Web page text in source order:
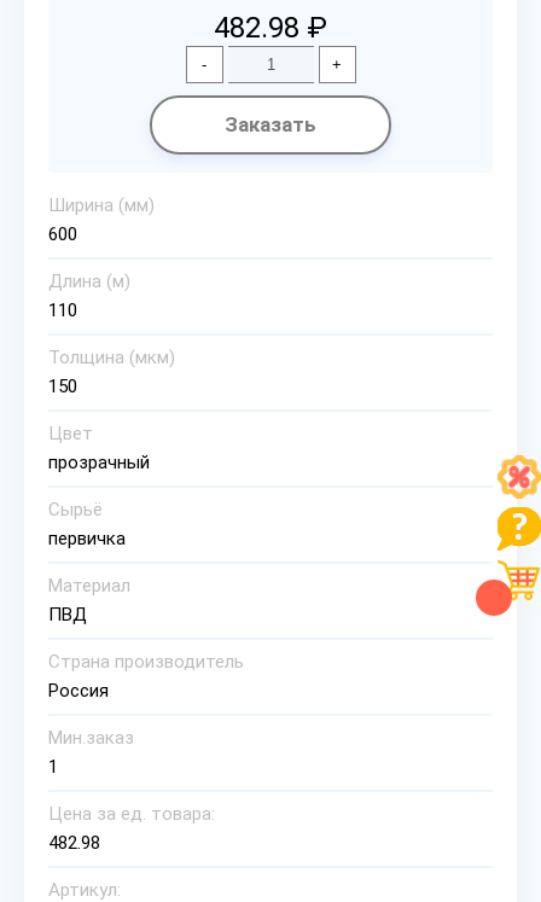
482.98 ₽
- +
Заказать
Ширина (мм)
600
Длина (м)
110
Толщина (мкм)
150
Цвет
прозрачный
Сырьё
первичка
Материал
ПВД
Страна производитель
Россия
Мин.заказ
1
Цена за ед. товара:
482.98
Артикул: